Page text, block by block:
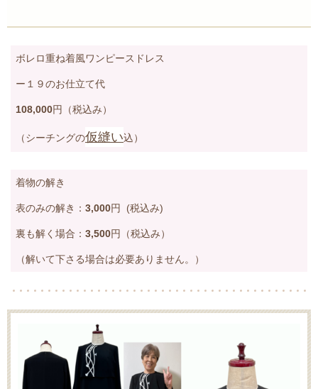
ボレロ重ね着風ワンピースドレス
ー１９のお仕立て代
108,000円 （税込み）
（シーチングの仮縫い込）
着物の解き
表のみの解き： 3,000円 (税込み)
裏も解く場合： 3,500円（税込み）
（解いて下さる場合は必要ありません。）